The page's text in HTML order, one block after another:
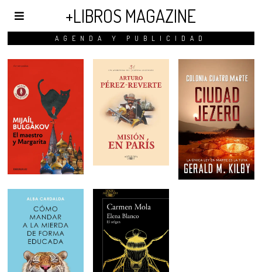
AGENDA Y PUBLICIDAD
+LIBROS MAGAZINE